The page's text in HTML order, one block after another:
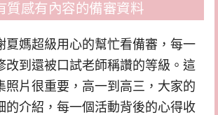
質感有內容的備審資料
夏媽超級用心的幫忙看備審，每一
改到還被口試老師稱讚的等級。這
照片很重要，高一到高三，大家的
的介紹，每一個活動背後的心得收